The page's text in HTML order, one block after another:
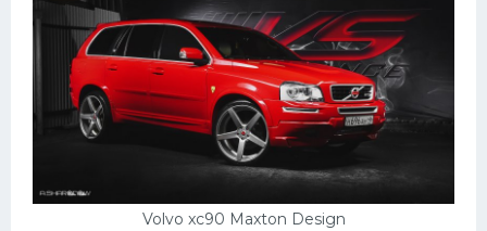
Volvo xc90 Maxton Design